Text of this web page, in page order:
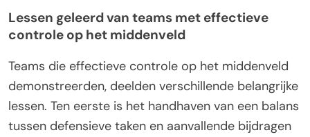
Lessen geleerd van teams met effectieve
controle op het middenveld
Teams die effectieve controle op het middenveld
demonstreerden, deelden verschillende belangrijke
lessen. Ten eerste is het handhaven van een balans
tussen defensieve taken en aanvallende bijdragen